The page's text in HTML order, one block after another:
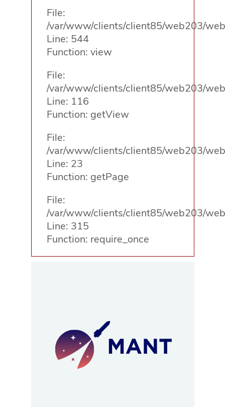
File:
/var/www/clients/client85/web203/
Line: 544
Function: view
File:
/var/www/clients/client85/web203/
Line: 116
Function: getView
File:
/var/www/clients/client85/web203/
Line: 23
Function: getPage
File:
/var/www/clients/client85/web203/
Line: 315
Function: require_once